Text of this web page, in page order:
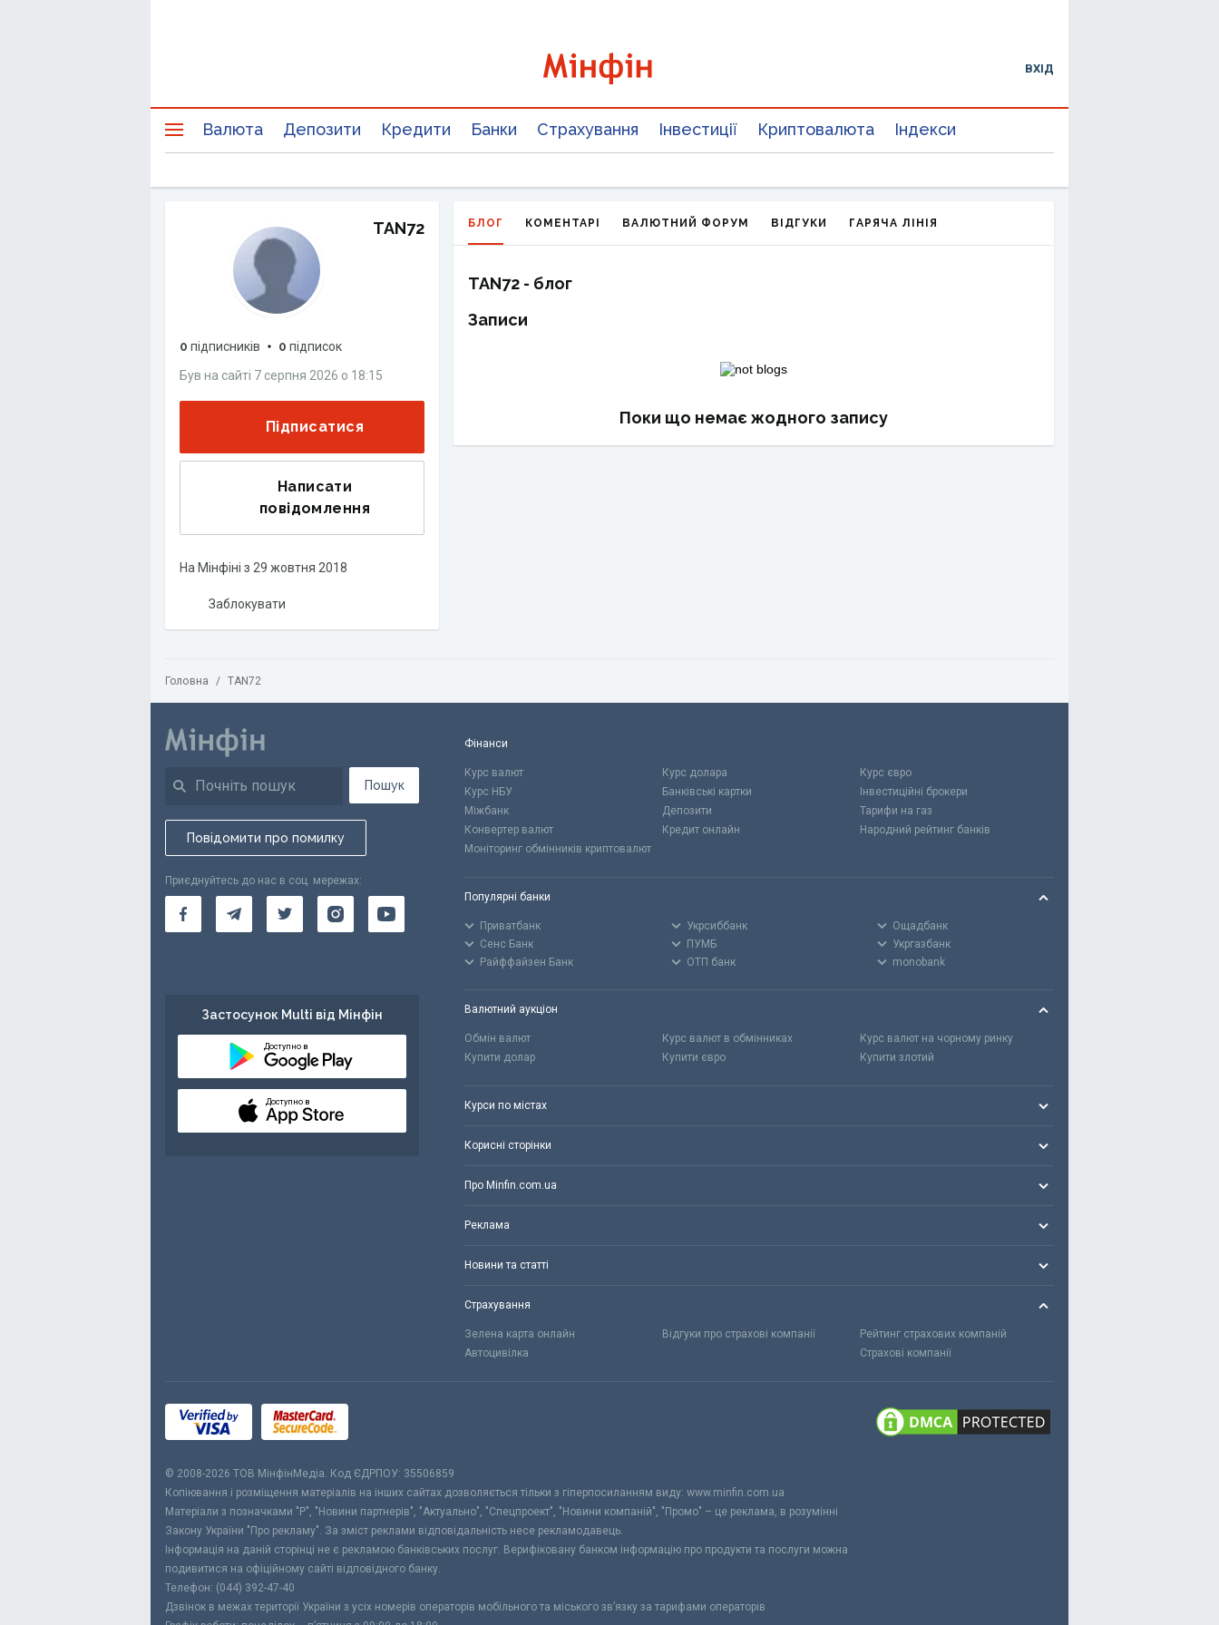
ВХІД
Валюта Депозити Кредити Банки Страхування Інвестиції Криптовалюта Індекси
TAN72
0 підписників 0 підписок
Був на сайті 7 серпня 2026 о 18:15
Підписатися
Написати
повідомлення
На Мінфіні з 29 жовтня 2018
Заблокувати
БЛОГ КОМЕНТАРІ ВАЛЮТНИЙ ФОРУМ ВІДГУКИ ГАРЯЧА ЛІНІЯ
TAN72 - блог
Записи
Поки що немає жодного запису
Головна / TAN72
Пошук
Повідомити про помилку
Приєднуйтесь до нас в соц. мережах:
Застосунок Multi від Мінфін
Доступно в
Доступно в
Фінанси
Курс валют Курс долара
Курс євро
Курс НБУ
Банківські картки
Інвестиційні брокери
Міжбанк
Депозити
Тарифи на газ
Конвертер валют
Кредит онлайн
Народний рейтинг банків
Моніторинг обмінників криптовалют
Популярні банки
Приватбанк Укрсиббанк
Ощадбанк
Сенс Банк
ПУМБ
Укргазбанк
Райффайзен Банк
ОТП банк monobank
Валютний аукціон
Обмін валют Курс валют в обмінниках
Курс валют на чорному ринку
Купити долар
Купити євро Купити злотий
Курси по містах
Корисні сторінки
Про Minfin.com.ua
Реклама
Новини та статті
Страхування
Зелена карта онлайн Відгуки про страхові компанії
Рейтинг страхових компаній
Автоцивілка
Страхові компанії
© 2008-2026 ТОВ МiнфiнМедiа. Код ЄДРПОУ: 35506859
Копіювання і розміщення матеріалів на інших сайтах дозволяється тільки з гіперпосиланням виду: www.minfin.com.ua
Матеріали з позначками "Р", "Новини партнерів", "Актуально", "Спецпроект", "Новини компаній", "Промо" – це реклама, в розумінні
Закону України "Про рекламу". За зміст реклами відповідальність несе рекламодавець.
Інформація на даній сторінці не є рекламою банківських послуг. Верифіковану банком інформацію про продукти та послуги можна
подивитися на офіційному сайті відповідного банку.
Телефон: (044) 392-47-40
Дзвінок в межах території України з усіх номерів операторів мобільного та міського зв’язку за тарифами операторів